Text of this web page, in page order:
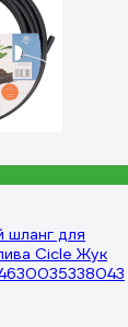
шланг для
Cicle Жук